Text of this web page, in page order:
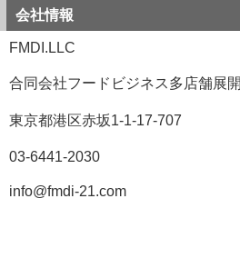
会社情報
FMDI.LLC
合同会社フードビジネス多店舗展
東京都港区赤坂1-1-17-707
03-6441-2030
info@fmdi-21.com